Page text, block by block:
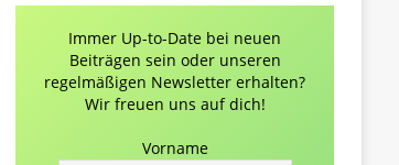
Immer Up-to-Date bei neuen
Beiträgen sein oder unseren
regelmäßigen Newsletter erhalten?
Wir freuen uns auf dich!
Vorname